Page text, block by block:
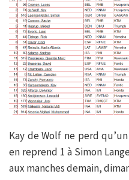
Kay de Wolf ne perd
en reprend 1 à Simon
aux manches demain,